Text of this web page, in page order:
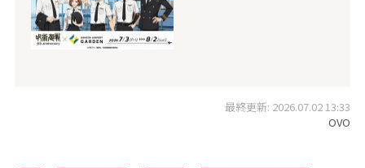
最終更新: 2026.07.02 13:33
OVO